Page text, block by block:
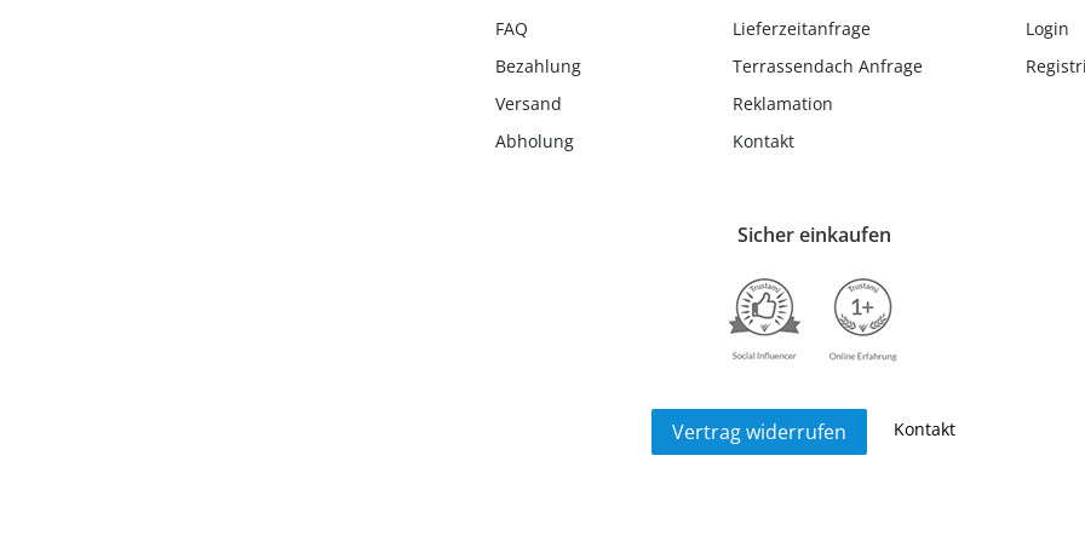
FAQ
Bezahlung
Versand
Abholung
Lieferzeitanfrage
Terrassendach Anfrage
Reklamation
Kontakt
Login
Sicher einkaufen
Vertrag widerrufen Kontakt